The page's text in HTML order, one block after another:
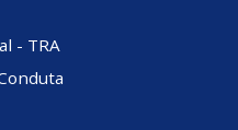
- TRA